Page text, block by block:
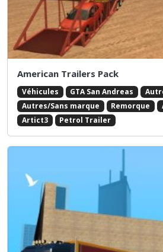
American Trailers Pack
Véhicules GTA San Andreas
Autres/Sans marque
Remorque
Artict3
Petrol Trailer